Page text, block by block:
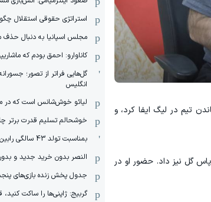
تیم در لیگ ایفا کرد، و
گل نیز داد. حضور او در
استراتژی حقوقی استقلال
مجلس اسپانیا به دنبال حذف
کاناوارو: احمق بودم که
گل‌هایی فراتر از تصور؛
انگلیس
لیائو خوش‌شانس است که در
خوشحالم تسلیم قدرت برتر
بمناسبت تولد 43 سالگی رابین فن پرسی
النصر بدون خرید جدید و
جدول پخش زنده بازی‌های پنجشنبه 15
گربیج: ژاپنی‌ها را ساکت